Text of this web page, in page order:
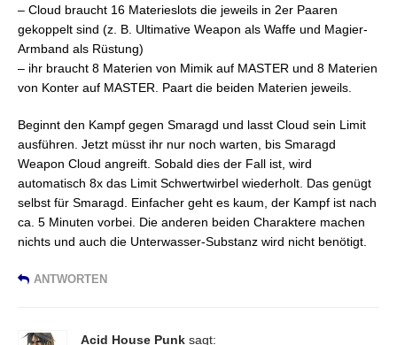
– Cloud braucht 16 Materieslots die jeweils in 2er Paaren
gekoppelt sind (z. B. Ultimative Weapon als Waffe und Magier-
Armband als Rüstung)
– ihr braucht 8 Materien von Mimik auf MASTER und 8 Materien
von Konter auf MASTER. Paart die beiden Materien jeweils.
Beginnt den Kampf gegen Smaragd und lasst Cloud sein Limit
ausführen. Jetzt müsst ihr nur noch warten, bis Smaragd
Weapon Cloud angreift. Sobald dies der Fall ist, wird
automatisch 8x das Limit Schwertwirbel wiederholt. Das genügt
selbst für Smaragd. Einfacher geht es kaum, der Kampf ist nach
ca. 5 Minuten vorbei. Die anderen beiden Charaktere machen
nichts und auch die Unterwasser-Substanz wird nicht benötigt.
ANTWORTEN
Acid House Punk sagt: